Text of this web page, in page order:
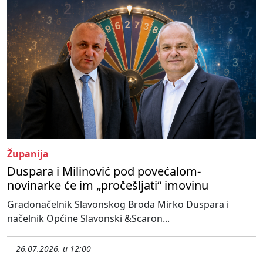
Županija
Duspara i Milinović pod povećalom-
novinarke će im „pročešljati“ imovinu
Gradonačelnik Slavonskog Broda Mirko Duspara i
načelnik Općine Slavonski &Scaron...
26.07.2026. u 12:00